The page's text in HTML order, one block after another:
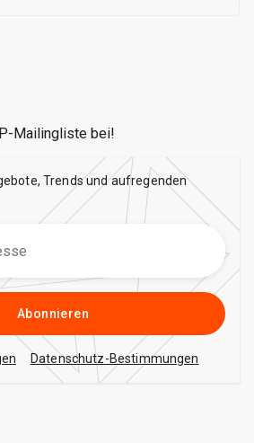
Mailingliste bei!
Trends und aufregenden
Abonnieren
Datenschutz-Bestimmungen